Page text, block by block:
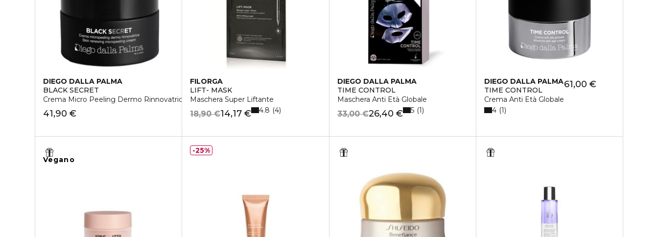
DIEGO DALLA PALMA
BLACK SECRET
Crema Micro Peeling Dermo Rinnovatrice
41,90 €
FILORGA
LIFT- MASK
Maschera Super Liftante
14,17 €
18,90 € 4.8 4
DIEGO DALLA PALMA
TIME CONTROL
Maschera Anti Età Globale
26,40 €
33,00 € 5 1
DIEGO DALLA PALMA
TIME CONTROL
Crema Anti Età Globale
61,00 €
4 1
Vegano
25%